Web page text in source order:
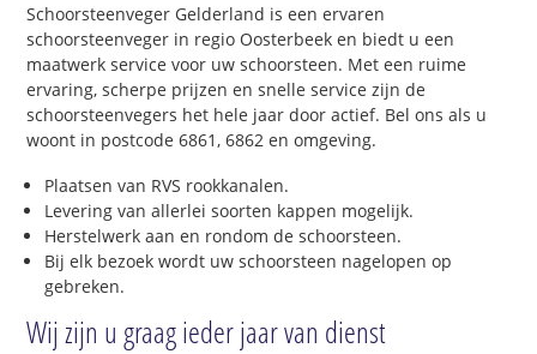
Schoorsteenveger Gelderland is een ervaren
schoorsteenveger in regio Oosterbeek en biedt u een
maatwerk service voor uw schoorsteen. Met een ruime
ervaring, scherpe prijzen en snelle service zijn de
schoorsteenvegers het hele jaar door actief. Bel ons als u
woont in postcode 6861, 6862 en omgeving.
Plaatsen van RVS rookkanalen.
Levering van allerlei soorten kappen mogelijk.
Herstelwerk aan en rondom de schoorsteen.
Bij elk bezoek wordt uw schoorsteen nagelopen op
gebreken.
Wij zijn u graag ieder jaar van dienst